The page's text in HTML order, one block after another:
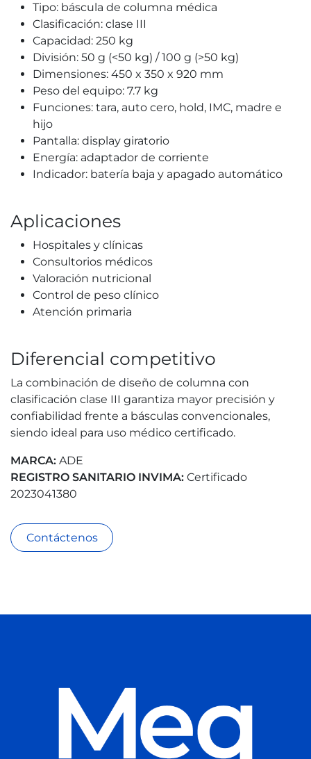
Tipo: báscula de columna médica
Clasificación: clase III
Capacidad: 250 kg
División: 50 g (<50 kg) / 100 g (>50 kg)
Dimensiones: 450 x 350 x 920 mm
Peso del equipo: 7.7 kg
Funciones: tara, auto cero, hold, IMC, madre e
hijo
Pantalla: display giratorio
Energía: adaptador de corriente
Indicador: batería baja y apagado automático
Aplicaciones
Hospitales y clínicas
Consultorios médicos
Valoración nutricional
Control de peso clínico
Atención primaria
Diferencial competitivo
La combinación de diseño de columna con
clasificación clase III garantiza mayor precisión y
confiabilidad frente a básculas convencionales,
siendo ideal para uso médico certificado.
MARCA: ADE
REGISTRO SANITARIO INVIMA: Certificado
2023041380
Contáctenos